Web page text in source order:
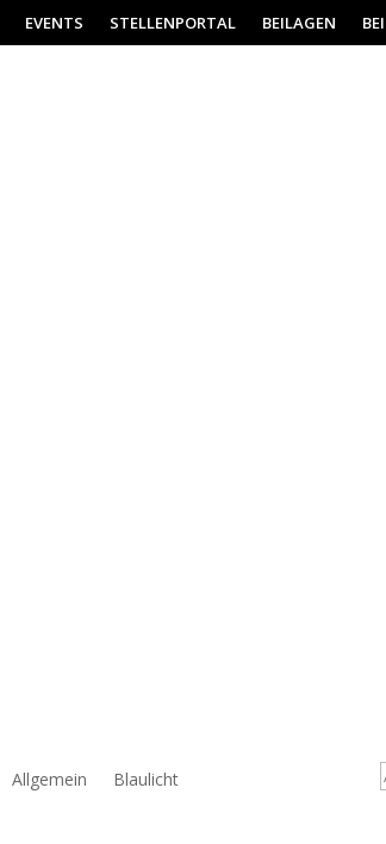
EVENTS STELLENPORTAL BEILAGEN
Allgemein Blaulicht